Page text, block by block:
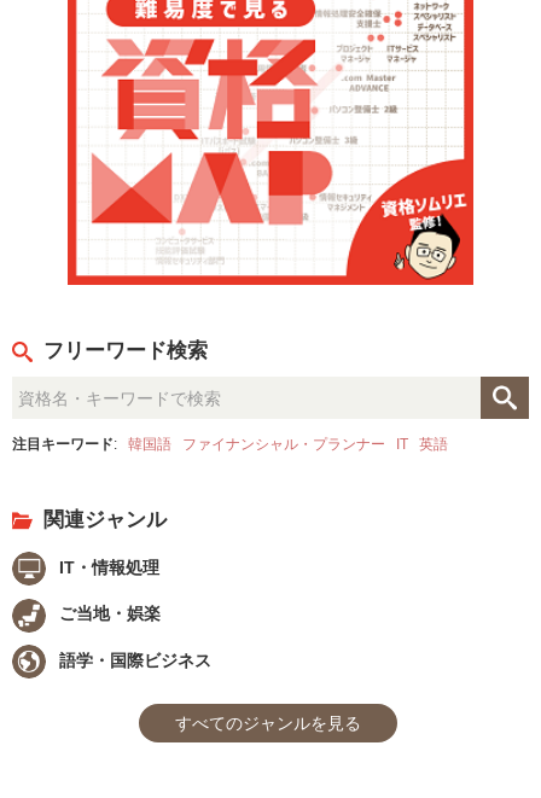
フリーワード検索
注目キーワード: 韓国語 ファイナンシャル・プランナー IT 英語
関連ジャンル
IT・情報処理
ご当地・娯楽
語学・国際ビジネス
すべてのジャンルを見る